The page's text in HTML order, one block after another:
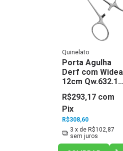
Quinelato
Porta Agulha
Derf com Widea
12cm Qw.632.12
- Quinelato
R$308,60
R$293,17 com
Pix
3 x de R$102,87
sem juros